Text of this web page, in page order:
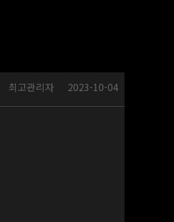
최고관리자 2023-10-04